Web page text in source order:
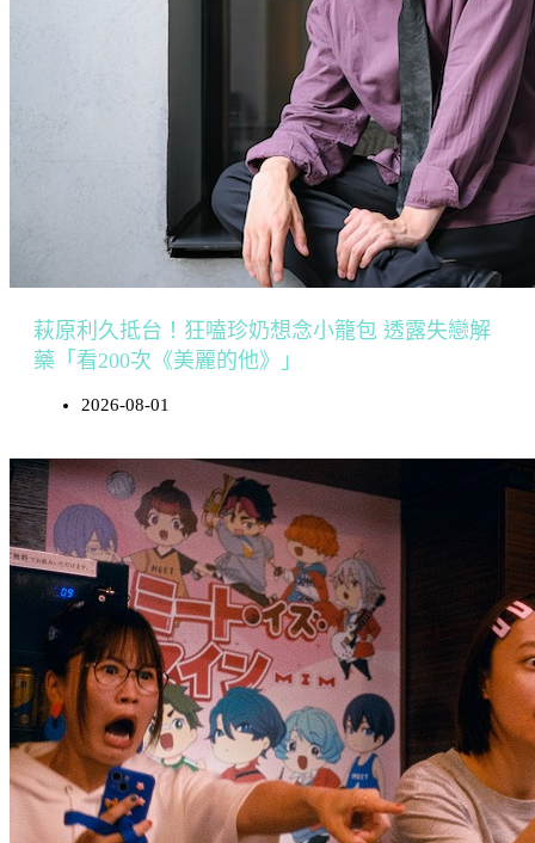
萩原利久抵台！狂嗑珍奶想念小籠包 透露失戀解
藥「看200次《美麗的他》」
2026-08-01